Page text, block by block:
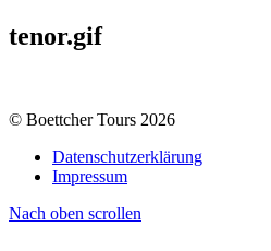
tenor.gif
© Boettcher Tours 2026
Datenschutzerklärung
Impressum
Nach oben scrollen